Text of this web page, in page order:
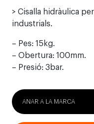
> Cisalla hidràulica
industrials.
– Pes: 15kg.
– Obertura: 100mm.
– Presió: 3bar.
ANAR A LA MARCA